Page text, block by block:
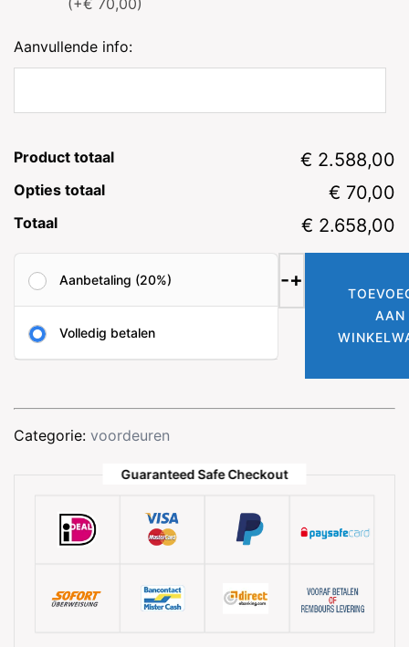
(+€ 70,00)
Aanvullende info:
Product totaal € 2.588,00
Opties totaal € 70,00
Totaal € 2.658,00
Aanbetaling (20%)
Volledig betalen
- met
voordeur
+
AAN
Categorie: voordeuren
Guaranteed Safe Checkout